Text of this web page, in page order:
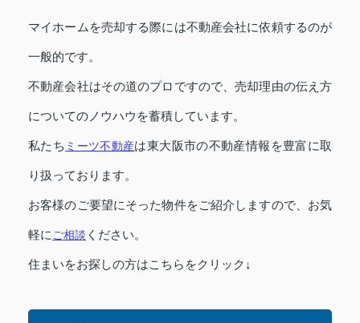
マイホームを売却する際には不動産会社に依頼するのが
一般的です。
不動産会社はその道のプロですので、売却理由の伝え方
についてのノウハウを蓄積しています。
私たち ミーツ不動産は東大阪市の不動産情報を豊富に取
り扱っております。
お客様のご要望にそった物件をご紹介しますので、お気
軽に ご相談 ください。
住まいをお探しの方はこちらをクリック↓